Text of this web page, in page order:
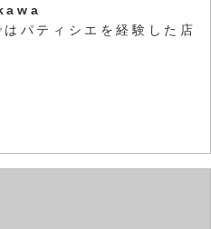
パティシエを経験した店